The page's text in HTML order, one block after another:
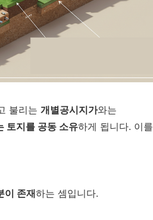
불리는 개별공시지가와는
토지를 공동 소유하게 됩니다. 이를
이 존재하는 셈입니다.